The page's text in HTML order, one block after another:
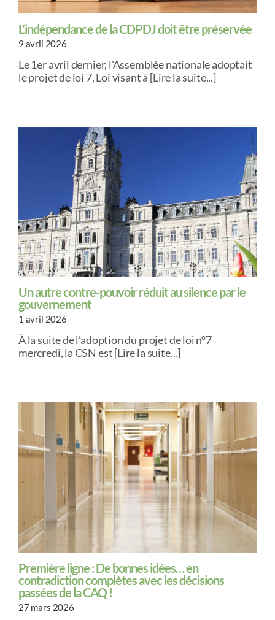
L’indépendance de la CDPDJ doit être préservée
9 avril 2026
Le 1er avril dernier, l'Assemblée nationale adoptait
le projet de loi 7, Loi visant à [Lire la suite...]
Un autre contre-pouvoir réduit au silence par le
gouvernement
1 avril 2026
À la suite de l’adoption du projet de loi n°7
mercredi, la CSN est [Lire la suite...]
Première ligne : De bonnes idées… en
contradiction complètes avec les décisions
passées de la CAQ !
27 mars 2026